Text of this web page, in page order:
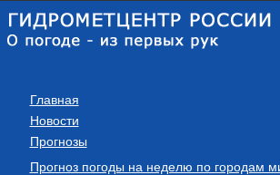
Главная
Новости
Прогнозы
Прогноз погоды на неделю по городам